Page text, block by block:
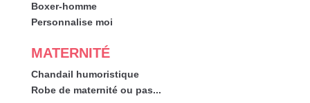
Boxer-homme
Personnalise moi
MATERNITÉ
Chandail humoristique
Robe de maternité ou pas...